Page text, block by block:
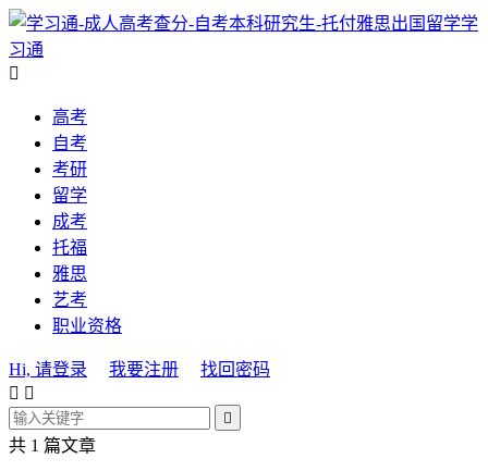
学
习通

高考
自考
考研
留学
成考
托福
雅思
艺考
职业资格
Hi, 请登录 我要注册
找回密码
 

共 1 篇文章